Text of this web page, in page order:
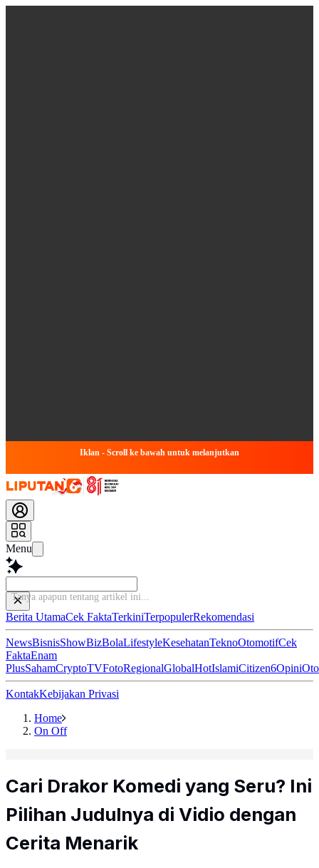
Iklan - Scroll ke bawah untuk melanjutkan
Menu
Tanya apapun t
Berita UtamaCek FaktaTerkiniTerpopulerRekomendasi
NewsBisnisShowBizBolaLifestyleKesehatanTeknoOtomotifCek
FaktaEnam
PlusSahamCryptoTVFotoRegionalGlobalHotIslamiCitizen6Opini
KontakKebijakan Privasi
Home
On Off
Cari Drakor Komedi yang Seru? Ini
Pilihan Judulnya di Vidio dengan
Cerita Menarik